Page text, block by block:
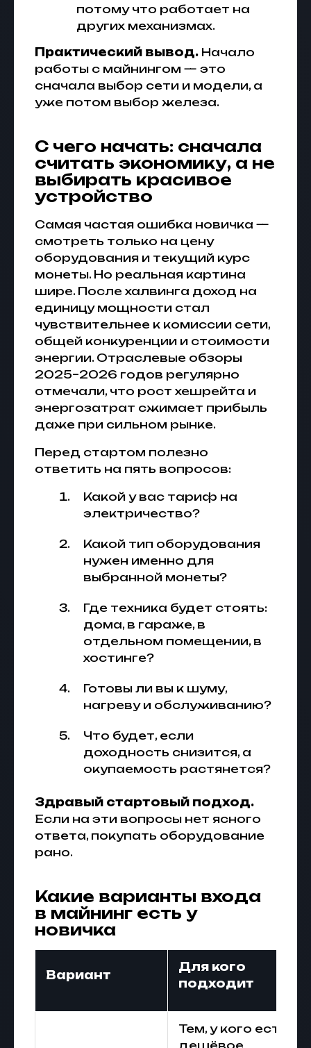
потому что работает на
других механизмах.
Практический вывод. Начало
работы с майнингом — это
сначала выбор сети и модели, а
уже потом выбор железа.
С чего начать: сначала
считать экономику, а не
выбирать красивое
устройство
Самая частая ошибка новичка —
смотреть только на цену
оборудования и текущий курс
монеты. Но реальная картина
шире. После халвинга доход на
единицу мощности стал
чувствительнее к комиссии сети,
общей конкуренции и стоимости
энергии. Отраслевые обзоры
2025–2026 годов регулярно
отмечали, что рост хешрейта и
энергозатрат сжимает прибыль
даже при сильном рынке.
Перед стартом полезно
ответить на пять вопросов:
Какой у вас тариф на
электричество?
Какой тип оборудования
нужен именно для
выбранной монеты?
Где техника будет стоять:
дома, в гараже, в
отдельном помещении, в
хостинге?
Готовы ли вы к шуму,
нагреву и обслуживанию?
Что будет, если
доходность снизится, а
окупаемость растянется?
Здравый стартовый подход.
Если на эти вопросы нет ясного
ответа, покупать оборудование
рано.
Какие варианты входа
в майнинг есть у
новичка
Вариант
Для кого
подходит
Тем, у кого есть
дешёвое